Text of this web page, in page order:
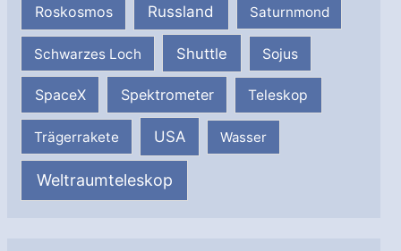
Roskosmos Russland Saturnmond
Schwarzes Loch Shuttle Sojus
SpaceX Spektrometer Teleskop
Trägerrakete USA Wasser
Weltraumteleskop